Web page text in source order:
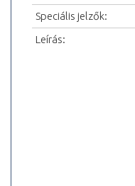
Speciális jelzők:
Leírás: